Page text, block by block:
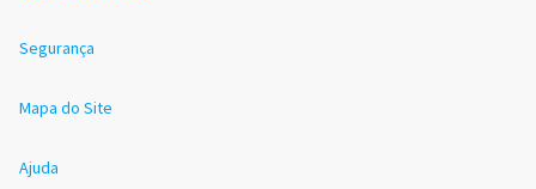
Segurança
Mapa do Site
Ajuda